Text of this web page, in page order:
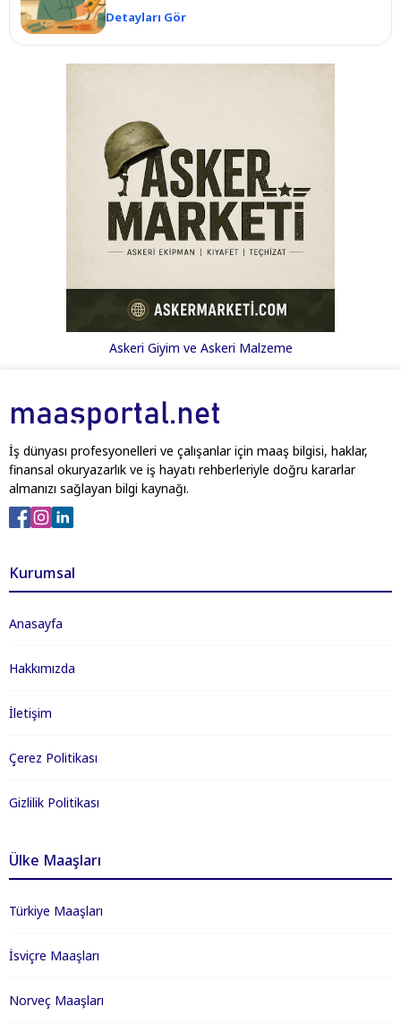
Detayları Gör
Askeri Giyim ve Askeri Malzeme
İş dünyası profesyonelleri ve çalışanlar için maaş bilgisi, haklar,
finansal okuryazarlık ve iş hayatı rehberleriyle doğru kararlar
almanızı sağlayan bilgi kaynağı.
Kurumsal
Anasayfa
Hakkımızda
İletişim
Çerez Politikası
Gizlilik Politikası
Ülke Maaşları
Türkiye Maaşları
İsviçre Maaşları
Norveç Maaşları